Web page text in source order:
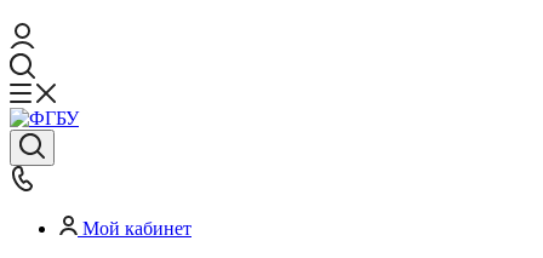
Мой кабинет